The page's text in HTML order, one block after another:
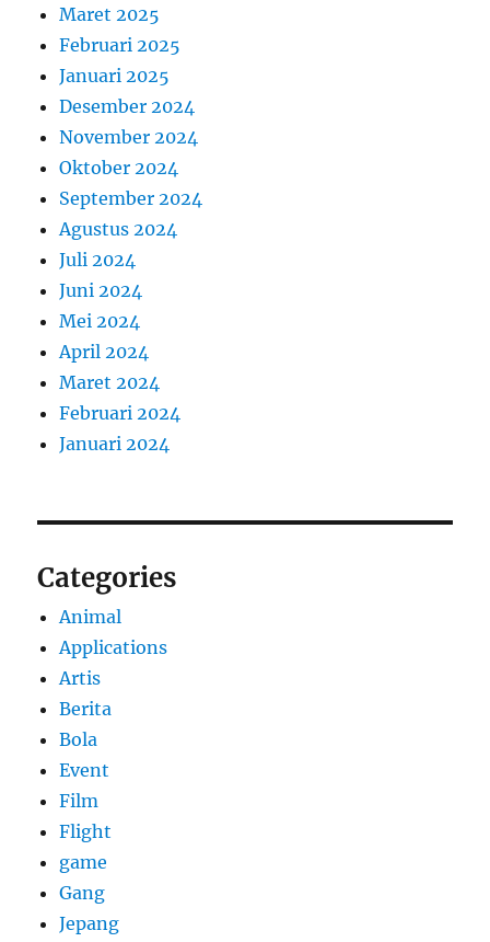
Maret 2025
Februari 2025
Januari 2025
Desember 2024
November 2024
Oktober 2024
September 2024
Agustus 2024
Juli 2024
Juni 2024
Mei 2024
April 2024
Maret 2024
Februari 2024
Januari 2024
Categories
Animal
Applications
Artis
Berita
Bola
Event
Film
Flight
game
Gang
Jepang